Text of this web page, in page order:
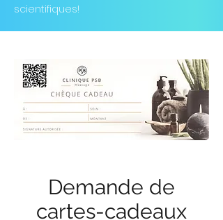
scientifiques!
Demande de
cartes-cadeaux